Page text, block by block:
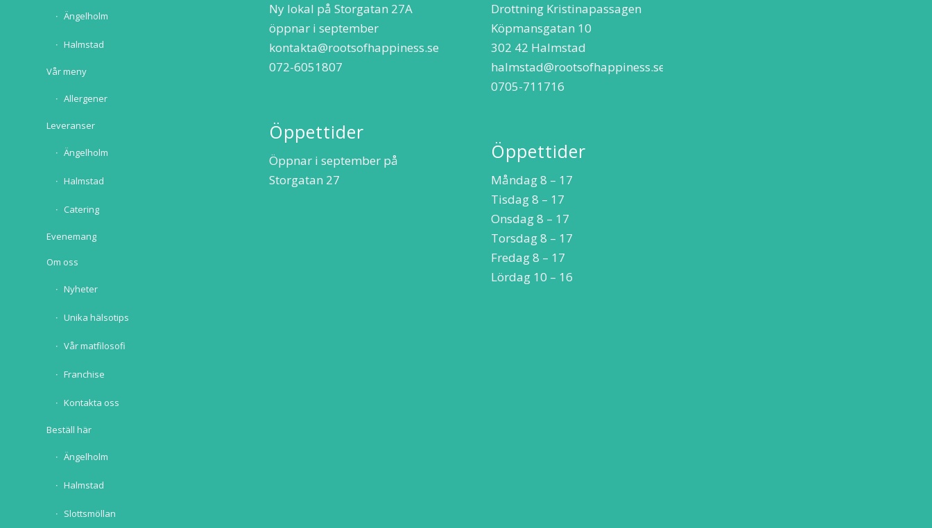
Ängelholm
Halmstad
Vår meny
Allergener
Leveranser
Ängelholm
Halmstad
Catering
Evenemang
Om oss
Nyheter
Unika hälsotips
Vår matfilosofi
Franchise
Kontakta oss
Beställ här
Ängelholm
Halmstad
Slottsmöllan
Ny lokal på Storgatan 27A
öppnar i september
kontakta@rootsofhappiness.se
072-6051807
Öppettider
Öppnar i september på
Storgatan 27
Drottning Kristinapassagen
Köpmansgatan 10
302 42 Halmstad
halmstad@rootsofhappiness.se
0705-711716
Öppettider
Måndag 8 – 17
Tisdag 8 – 17
Onsdag 8 – 17
Torsdag 8 – 17
Fredag 8 – 17
Lördag 10 – 16